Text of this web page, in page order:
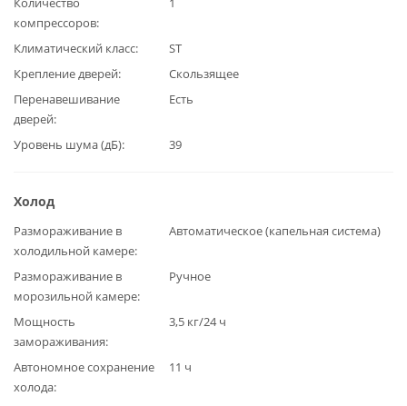
компрессоров
Климатический класс
ST
Крепление дверей
Скользящее
Перенавешивание
дверей
Есть
Уровень шума (дБ) 39
Холод
Размораживание в
холодильной камере
Автоматическое (капельная система)
Размораживание в
морозильной камере
Ручное
Мощность
замораживания
3,5 кг/24 ч
Автономное сохранение
холода
11 ч